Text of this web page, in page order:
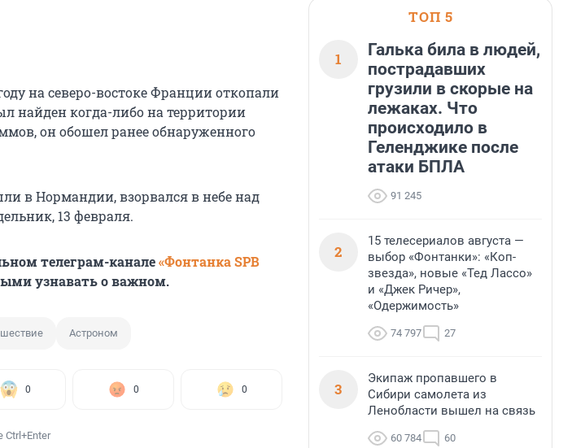
на северо-востоке Франции откопали
найден когда-либо на территории
он обошел ранее обнаруженного
в Нормандии, взорвался в небе над
13 февраля.
телеграм-канале«Фонтанка SPB
узнавать о важном.
Астроном
0 0 0
ТОП 5
1
Галька била в людей,
пострадавших
грузили в скорые на
лежаках. Что
происходило в
Геленджике после
атаки БПЛА
91 245
2
15 телесериалов августа —
выбор «Фонтанки»: «Коп-
звезда», новые «Тед Лассо»
и «Джек Ричер»,
«Одержимость»
74 797 27
3
Экипаж пропавшего в
Сибири самолета из
Ленобласти вышел на связь
60 784 60